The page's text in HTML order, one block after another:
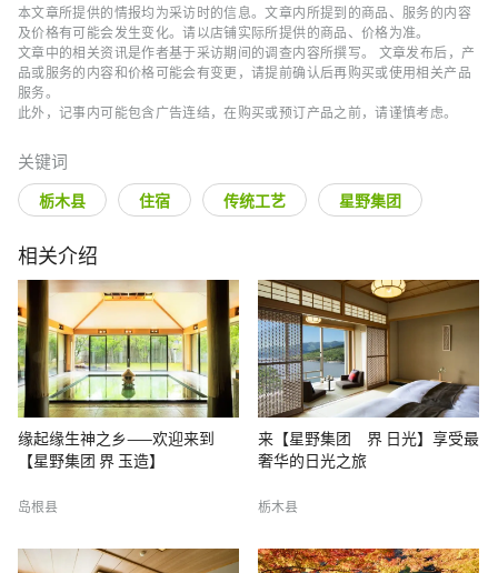
本文章所提供的情报均为采访时的信息。文章内所提到的商品、服务的内容
及价格有可能会发生变化。请以店铺实际所提供的商品、价格为准。
文章中的相关资讯是作者基于采访期间的调查内容所撰写。 文章发布后，产
品或服务的内容和价格可能会有变更，请提前确认后再购买或使用相关产品
服务。
此外，记事内可能包含广告连结，在购买或预订产品之前，请谨慎考虑。
关键词
栃木县 住宿 传统工艺 星野集团
相关介绍
缘起缘生神之乡——欢迎来到
【星野集团 界 玉造】
岛根县
来【星野集团 界 日光】享受最
奢华的日光之旅
栃木县